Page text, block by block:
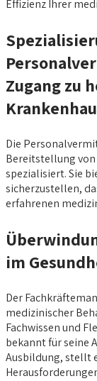
Effizienz Ihrer
Zugang zu
Die
Bereitstellung von
spezialisiert. Sie
sicherzustellen,
erfahrenen
im
Der
medizinischer
Fachwissen und
bekannt für seine
Ausbildung, stellt